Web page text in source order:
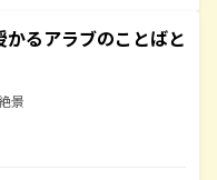
るアラブのことばと
景